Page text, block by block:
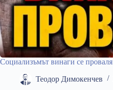
Социализъмът винаги се проваля
Теодор Димокенчев